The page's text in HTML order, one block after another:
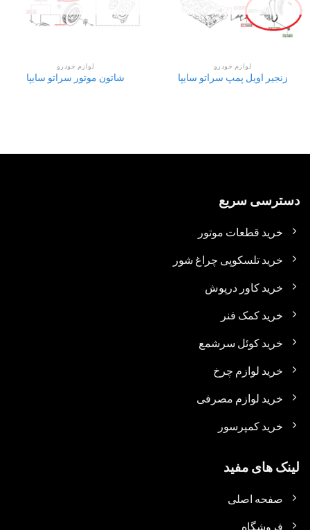
لوازم خودرو
زنجیر اویل پمپ سراتو سایپا
لوازم خودرو
شاتون موتور سراتو سایپا
دسترسی سریع
خرید قطعات موتور
خرید تلسکوپی چراغ شور
خرید کاور درپوش
خرید کمک فنر
خرید کوئل سرشمع
خرید لوازم چرخ
خرید لوازم مصرفی
خرید کمپرسور
لینک های مفید
صفحه اصلی
فروشگاه